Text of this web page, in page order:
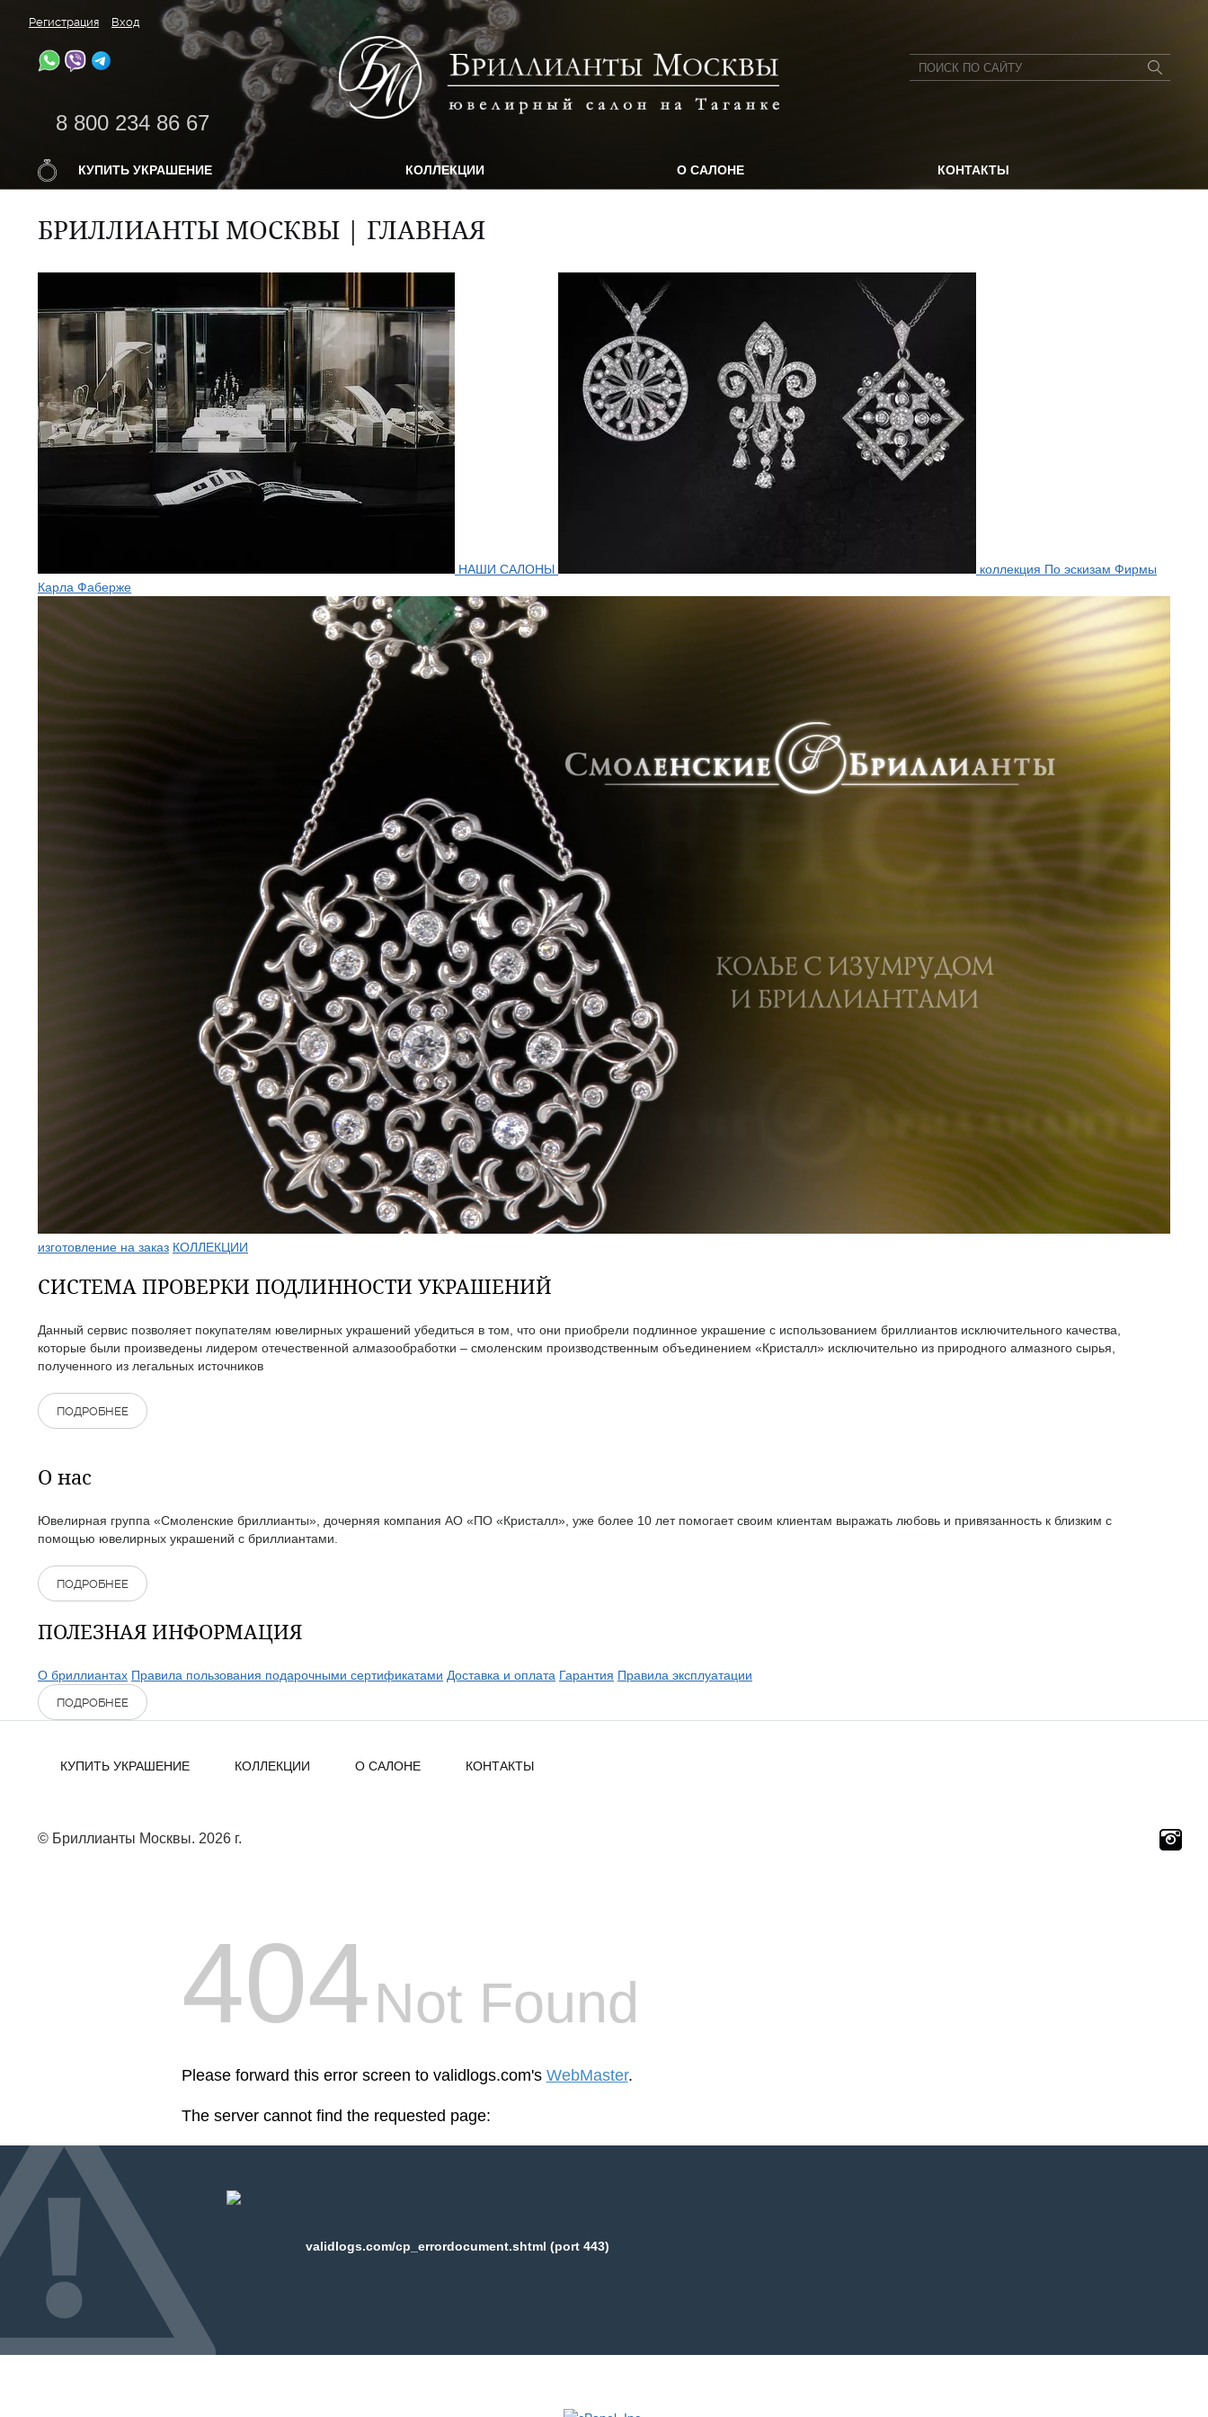
Регистрация Вход
8 800 234 86 67
КУПИТЬ УКРАШЕНИЕ КОЛЛЕКЦИИ О САЛОНЕ КОНТАКТЫ
БРИЛЛИАНТЫ МОСКВЫ | ГЛАВНАЯ
НАШИ САЛОНЫ
коллекция По эскизам Фирмы
Карла Фаберже
изготовление на заказ КОЛЛЕКЦИИ
СИСТЕМА ПРОВЕРКИ ПОДЛИННОСТИ УКРАШЕНИЙ
Данный сервис позволяет покупателям ювелирных украшений убедиться в том, что они приобрели подлинное украшение с использованием бриллиантов исключительного качества,
которые были произведены лидером отечественной алмазообработки – смоленским производственным объединением «Кристалл» исключительно из природного алмазного сырья,
полученного из легальных источников
ПОДРОБНЕЕ
О нас
Ювелирная группа «Смоленские бриллианты», дочерняя компания АО «ПО «Кристалл», уже более 10 лет помогает своим клиентам выражать любовь и привязанность к близким с
помощью ювелирных украшений с бриллиантами.
ПОДРОБНЕЕ
ПОЛЕЗНАЯ ИНФОРМАЦИЯ
О бриллиантах Правила пользования подарочными сертификатами Доставка и оплата Гарантия Правила эксплуатации
ПОДРОБНЕЕ
КУПИТЬ УКРАШЕНИЕ КОЛЛЕКЦИИ О САЛОНЕ КОНТАКТЫ
© Бриллианты Москвы. 2026 г.
404Not Found
Please forward this error screen to validlogs.com's WebMaster.
The server cannot find the requested page:
validlogs.com/cp_errordocument.shtml (port 443)